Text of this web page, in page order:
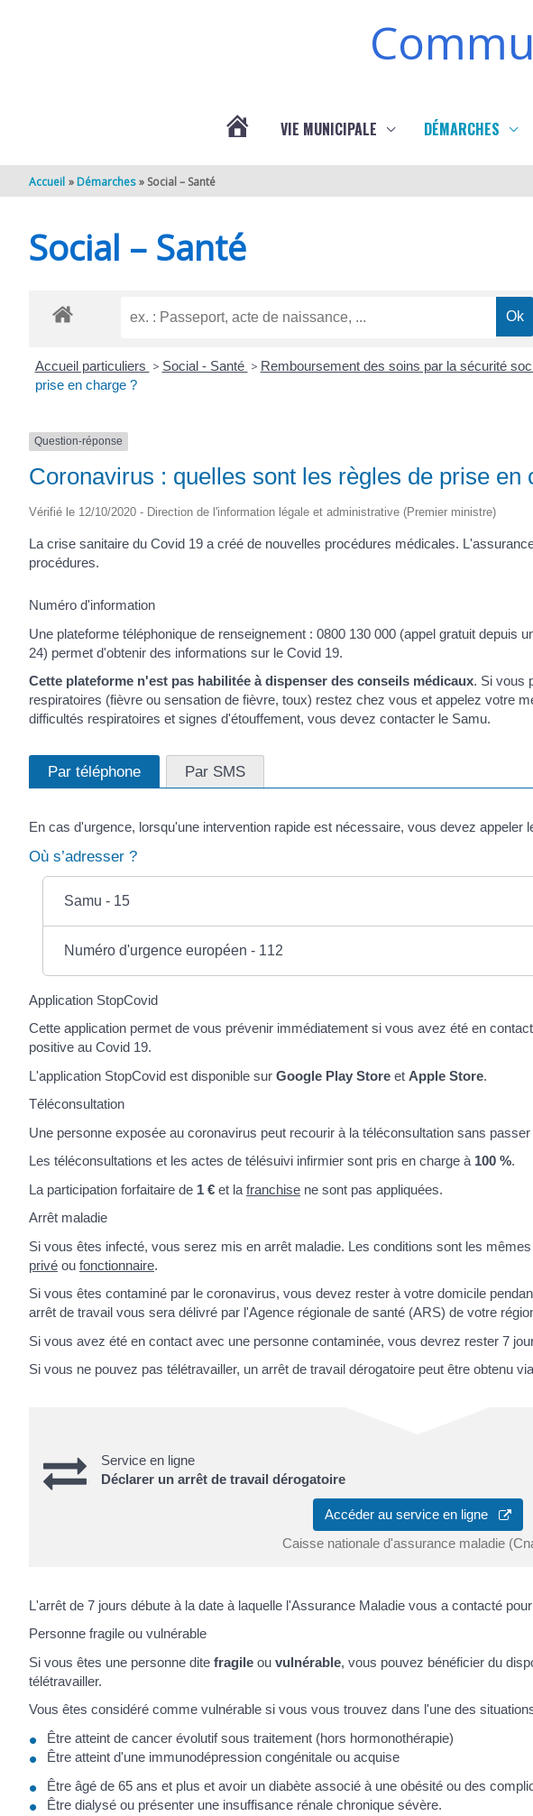
VIE MUNICIPALE DÉMARCHES
Accueil Démarches Social – Santé
Social – Santé
Accueil particuliers > Social - Santé > Remboursement des soins par la sécurité
prise en charge ?
Question-réponse
Coronavirus : quelles sont les règles de prise en
Vérifié le 12/10/2020 - Direction de l'information légale et administrative (Premier ministre)
La crise sanitaire du Covid 19 a créé de nouvelles procédures médicales.
procédures.
Numéro d'information
Une plateforme téléphonique de renseignement : 0800 130 000 (appel gratuit depuis
24) permet d'obtenir des informations sur le Covid 19.
Cette plateforme n'est pas habilitée à dispenser des conseils médicaux. Si vous
respiratoires (fièvre ou sensation de fièvre, toux) restez chez vous et appelez votre
difficultés respiratoires et signes d'étouffement, vous devez contacter le Samu.
Par téléphone Par SMS
En cas d'urgence, lorsqu'une intervention rapide est nécessaire, vous devez appeler
Où s’adresser ?
Samu - 15
Numéro d'urgence européen - 112
Application StopCovid
Cette application permet de vous prévenir immédiatement si vous avez été en
positive au Covid 19.
L'application StopCovid est disponible sur Google Play Store et Apple Store.
Téléconsultation
Une personne exposée au coronavirus peut recourir à la téléconsultation sans
Les téléconsultations et les actes de télésuivi infirmier sont pris en charge à 100 %.
La participation forfaitaire de 1 € et la franchise ne sont pas appliquées.
Arrêt maladie
Si vous êtes infecté, vous serez mis en arrêt maladie. Les conditions sont les
privé ou fonctionnaire.
Si vous êtes contaminé par le coronavirus, vous devez rester à votre domicile
arrêt de travail vous sera délivré par l'Agence régionale de santé (ARS) de votre
Si vous avez été en contact avec une personne contaminée, vous devrez rester 7
Si vous ne pouvez pas télétravailler, un arrêt de travail dérogatoire peut être obtenu
Service en ligne
Déclarer un arrêt de travail dérogatoire
Accéder au service en ligne
Caisse nationale d'assurance maladie
L'arrêt de 7 jours débute à la date à laquelle l'Assurance Maladie vous a contacté
Personne fragile ou vulnérable
Si vous êtes une personne dite fragile ou vulnérable, vous pouvez bénéficier du
télétravailler.
Vous êtes considéré comme vulnérable si vous vous trouvez dans l'une des
Être atteint de cancer évolutif sous traitement (hors hormonothérapie)
Être atteint d'une immunodépression congénitale ou acquise
Être âgé de 65 ans et plus et avoir un diabète associé à une obésité ou des
Être dialysé ou présenter une insuffisance rénale chronique sévère.